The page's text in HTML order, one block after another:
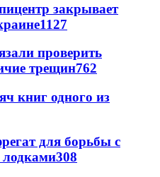
закрывает
1127
проверить
трещин762
книг одного из
для борьбы с
308